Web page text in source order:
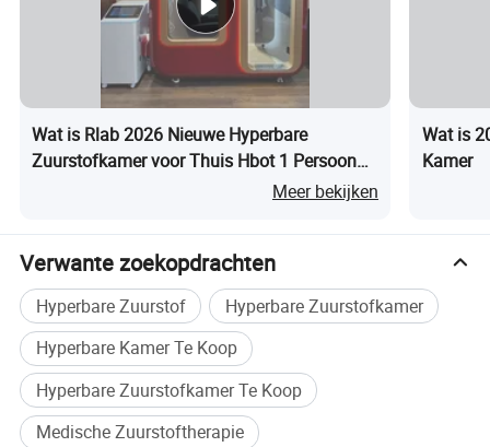
Productnaam Kast voor hostapparatuur
Materiaal
Gewicht 150 KG
Zuurstofstroom
20 liter/min (instelbaar)
95±3%
Wat is Rlab 2026 Nieuwe Hyperbare
Zuurstofkamer voor Thuis Hbot 1 Persoon
Effectieve RehabilitatieoplossingenMeer bekijken
Wat is
Kamer
Verwante zoekopdrachten
Hyperbare Zuurstof
Hyperbare Zuurstofkamer
Hyperbare Kamer Te Koop
Hyperbare Zuurstofkamer Te Koop
Medische Zuurstoftherapie